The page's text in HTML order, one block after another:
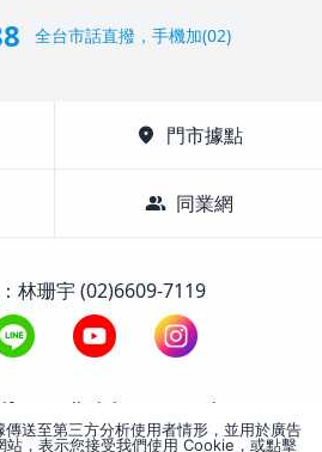
全台市話直撥，手機加(02)
location_on 門市據點
group 同業網
林珊宇 (02)6609-7119
All Rights Reserved.
送至第三方分析使用者情形，並用於廣告
站，表示您接受我們使用 Cookie，或點擊